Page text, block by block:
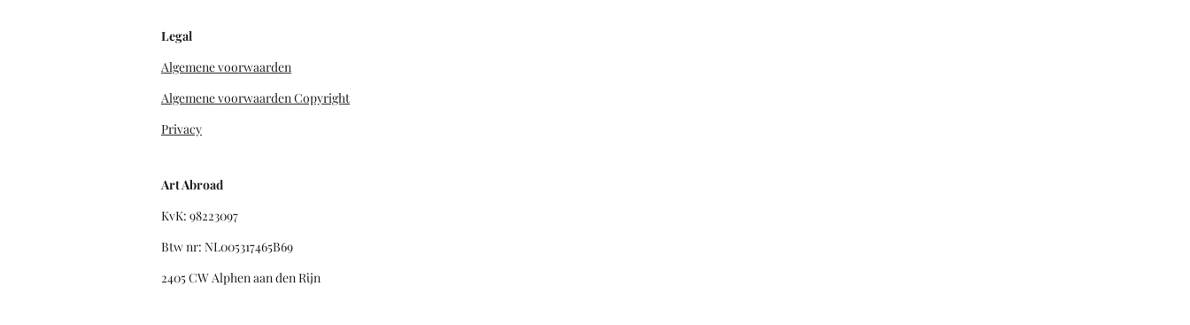
Legal
Algemene voorwaarden
Algemene voorwaarden Copyright
Privacy
Art Abroad
KvK: 98223097
Btw nr: NL005317465B69
2405 CW Alphen aan den Rijn